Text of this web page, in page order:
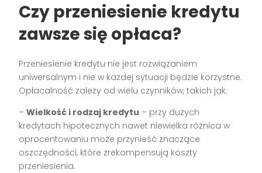
Czy przeniesienie kredytu
zawsze się opłaca?
Przeniesienie kredytu nie jest rozwiązaniem
uniwersalnym i nie w każdej sytuacji będzie korzystne.
Opłacalność zależy od wielu czynników, takich jak:
–Wielkość i rodzaj kredytu – przy dużych
kredytach hipotecznych nawet niewielka różnica w
oprocentowaniu może przynieść znaczące
oszczędności, które zrekompensują koszty
przeniesienia.